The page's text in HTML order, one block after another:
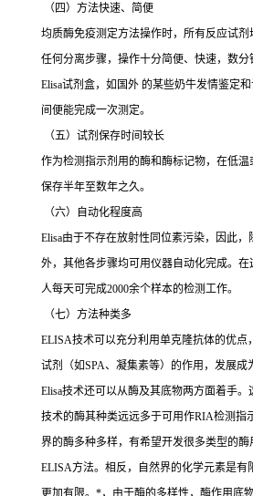
（四）方法快速、简便
均质酶免疫测定方法操作时，所有反应试
任何分离步骤，操作十分简便、快速，数
Elisa试剂盒，如国外 的某些奶牛发情鉴定
间便能完成一次测定。
（五）试剂保存时间较长
作为检测指示剂用的酶和酶标记物，在低温
保存半年至数年之久。
（六）自动化程度高
Elisa由于不存在放射性同位素污染，因此
外，其他各步骤均可用仪器自动化完成。
人每天可完成2000余个样本的检测工作。
（七）方法种类多
ELISA技术可以充分利用单克隆抗体的优点
试剂（如SPA、凝集素等）的作用，发展成
Elisa技术还可以从酶及其底物两方面着手。
技术的酶其种类远远多于可用作RIA检测指
界的酶多种多样，有希望开发很多类型的酶
ELISA方法。相反，自然界的化学元素是有
更加有限。 *，由于酶的多样性，酶作用底